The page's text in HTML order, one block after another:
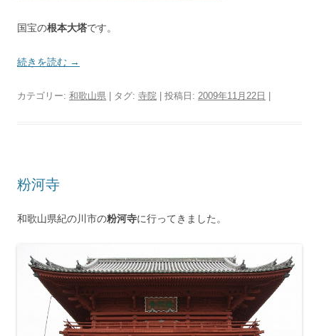
国宝の根本大塔です。
続きを読む →
カテゴリー: 和歌山県 | タグ: 寺院 | 投稿日: 2009年11月22日 |
粉河寺
和歌山県紀の川市の粉河寺に行ってきました。